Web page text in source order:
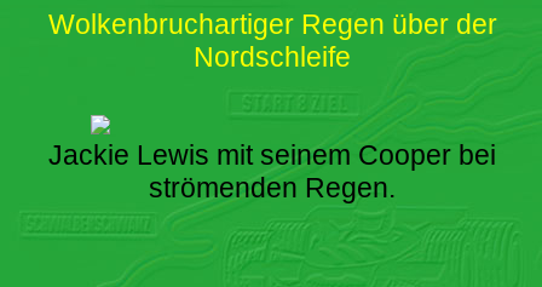
Wolkenbruchartiger Regen über der
Nordschleife
Jackie Lewis mit seinem Cooper bei
strömenden Regen.